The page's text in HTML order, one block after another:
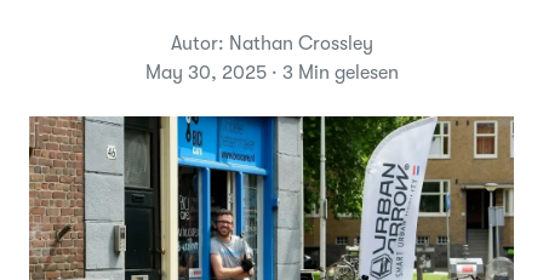
Autor: Nathan Crossley
May 30, 2025 · 3 Min gelesen